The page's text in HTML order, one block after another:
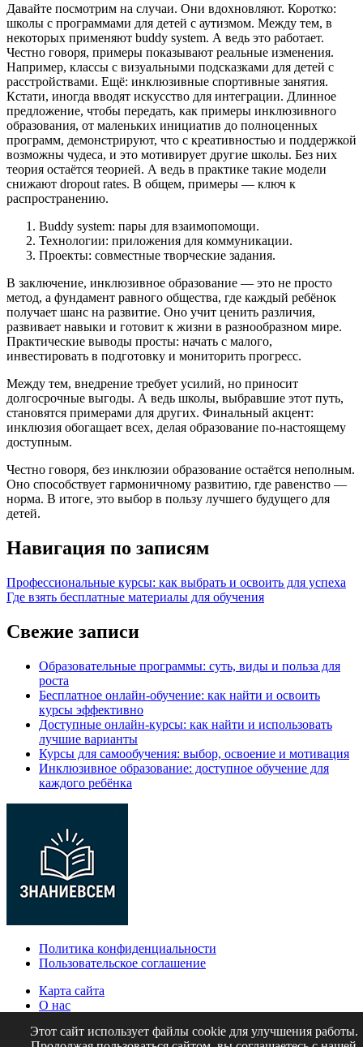
Давайте посмотрим на случаи. Они вдохновляют. Коротко:
школы с программами для детей с аутизмом. Между тем, в
некоторых применяют buddy system. А ведь это работает.
Честно говоря, примеры показывают реальные изменения.
Например, классы с визуальными подсказками для детей с
расстройствами. Ещё: инклюзивные спортивные занятия.
Кстати, иногда вводят искусство для интеграции. Длинное
предложение, чтобы передать, как примеры инклюзивного
образования, от маленьких инициатив до полноценных
программ, демонстрируют, что с креативностью и поддержкой
возможны чудеса, и это мотивирует другие школы. Без них
теория остаётся теорией. А ведь в практике такие модели
снижают dropout rates. В общем, примеры — ключ к
распространению.
Buddy system: пары для взаимопомощи.
Технологии: приложения для коммуникации.
Проекты: совместные творческие задания.
В заключение, инклюзивное образование — это не просто
метод, а фундамент равного общества, где каждый ребёнок
получает шанс на развитие. Оно учит ценить различия,
развивает навыки и готовит к жизни в разнообразном мире.
Практические выводы просты: начать с малого,
инвестировать в подготовку и мониторить прогресс.
Между тем, внедрение требует усилий, но приносит
долгосрочные выгоды. А ведь школы, выбравшие этот путь,
становятся примерами для других. Финальный акцент:
инклюзия обогащает всех, делая образование по-настоящему
доступным.
Честно говоря, без инклюзии образование остаётся неполным.
Оно способствует гармоничному развитию, где равенство —
норма. В итоге, это выбор в пользу лучшего будущего для
детей.
Навигация по записям
Профессиональные курсы: как выбрать и освоить для успеха
Где взять бесплатные материалы для обучения
Свежие записи
Образовательные программы: суть, виды и польза для
роста
Бесплатное онлайн-обучение: как найти и освоить
курсы эффективно
Доступные онлайн-курсы: как найти и использовать
лучшие варианты
Курсы для самообучения: выбор, освоение и мотивация
Инклюзивное образование: доступное обучение для
каждого ребёнка
Политика конфиденциальности
Пользовательское соглашение
Карта сайта
О нас
Этот сайт использует файлы cookie для улучшения работы.